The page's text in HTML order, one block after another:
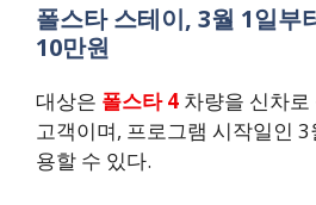
폴스타 스테이, 3월 1일부
10만원
대상은 폴스타 4 차량을 신차
고객이며, 프로그램 시작일인
용할 수 있다.